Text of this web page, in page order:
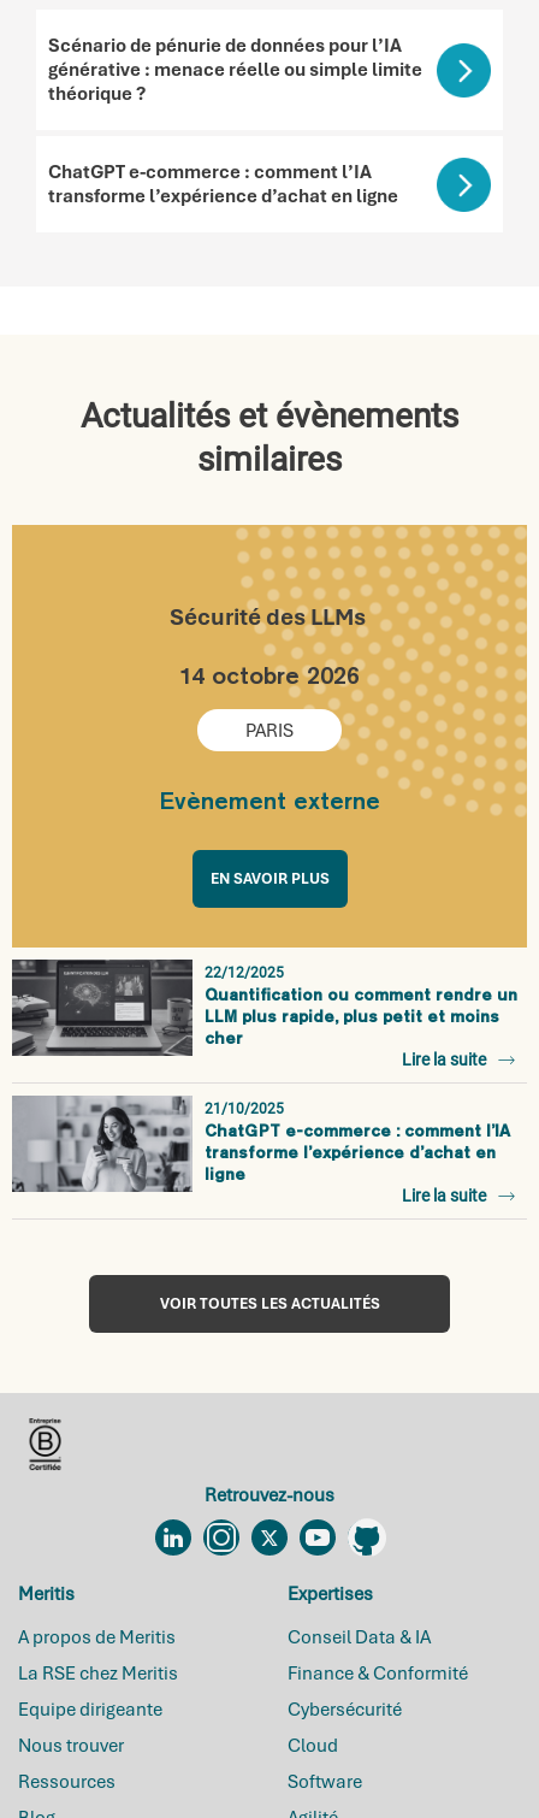
Scénario de pénurie de données pour l’IA
générative : menace réelle ou simple limite
théorique ?
ChatGPT e-commerce : comment l’IA
transforme l’expérience d’achat en ligne
Actualités et évènements
similaires
Sécurité des LLMs
14 octobre 2026
PARIS
Evènement externe
EN SAVOIR PLUS
22/12/2025
Quantification ou comment rendre un
LLM plus rapide, plus petit et moins
cher
Lire la suite
21/10/2025
ChatGPT e-commerce : comment l’IA
transforme l’expérience d’achat en
ligne
Lire la suite
VOIR TOUTES LES ACTUALITÉS
Retrouvez-nous
LinkedinInstagram
TwitterYouTubeGithub
Meritis
A propos de Meritis
La RSE chez Meritis
Equipe dirigeante
Nous trouver
Ressources
Expertises
Conseil Data & IA
Finance & Conformité
Cybersécurité
Cloud
Software